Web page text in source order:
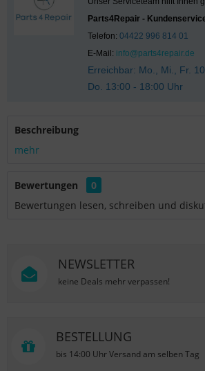
Parts4Repair -
Telefon: 04422 996 814 01
E-Mail: info@parts4repair.de
Erreichbar: Mo., Mi., Fr.
Do. 13:00 - 18:00 Uhr
Beschreibung
mehr
Bewertungen
0
Bewertungen lesen, schreiben und
NEWSLETTER
keine Deals mehr verpassen!
BESTELLUNG
bis 14:00 Uhr Versand am selben Tag